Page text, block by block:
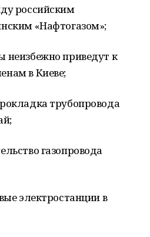
российским
«Нафтогазом»;
неизбежно приведут к
в Киеве;
трубопровода
газопровода
электростанции в